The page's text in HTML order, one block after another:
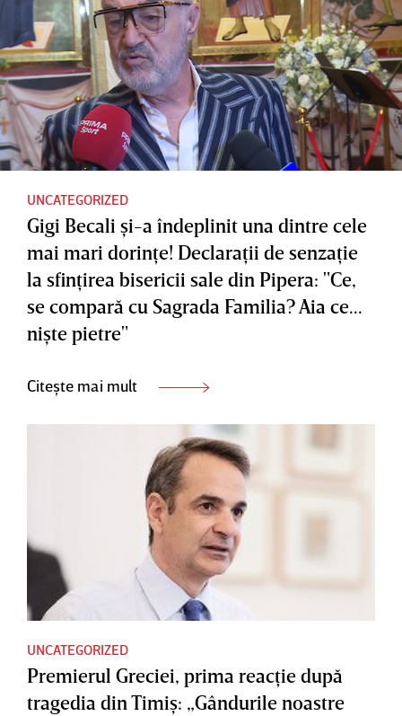
UNCATEGORIZED
Gigi Becali şi-a îndeplinit una dintre cele
mai mari dorinţe! Declaraţii de senzaţie
la sfinţirea bisericii sale din Pipera: "Ce,
se compară cu Sagrada Familia? Aia ce...
nişte pietre"
Citește mai mult
UNCATEGORIZED
Premierul Greciei, prima reacţie după
tragedia din Timiş: „Gândurile noastre